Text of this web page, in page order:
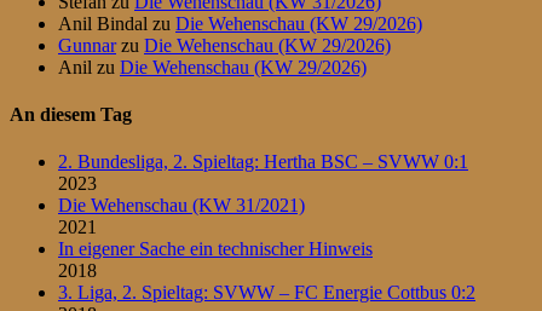
Anil Bindal zu Die Wehenschau (KW 29/2026)
Gunnarzu Die Wehenschau (KW 29/2026)
Anil zu Die Wehenschau (KW 29/2026)
An diesem Tag
2. Bundesliga, 2. Spieltag: Hertha BSC – SVWW 0:1
2023
Die Wehenschau (KW 31/2021)
2021
In eigener Sache ein technischer Hinweis
2018
3. Liga, 2. Spieltag: SVWW – FC Energie Cottbus 0:2